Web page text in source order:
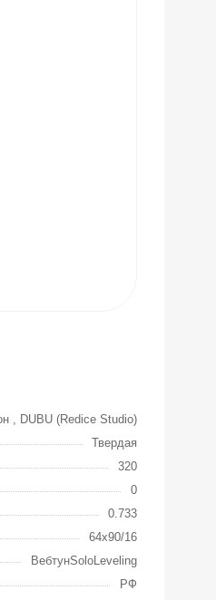
, DUBU (Redice Studio)
Твердая
320
0
0.733
64x90/16
ВебтунSoloLeveling
РФ